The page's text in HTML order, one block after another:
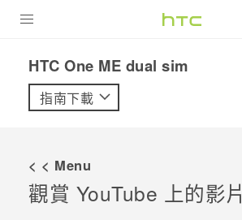
VIVE
配件
HTC One ME dual sim‎
指南下載
< < Menu
觀賞 YouTube 上的影片